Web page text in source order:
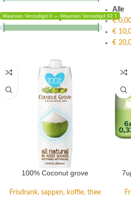
Waarvan Verzadigd 0 — Waarvan Verzadigd 92.1
Alle
€
€
€
100% Coconut grove
Frisdrank, sappen, koffie, thee